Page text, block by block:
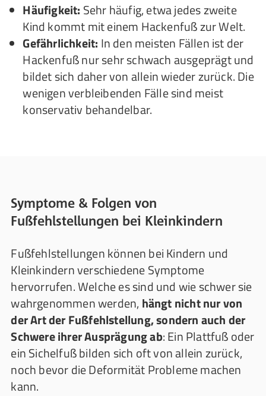
Häufigkeit: Sehr häufig, etwa jedes zweite
Kind kommt mit einem Hackenfuß zur Welt.
Gefährlichkeit: In den meisten Fällen ist der
Hackenfuß nur sehr schwach ausgeprägt und
bildet sich daher von allein wieder zurück. Die
wenigen verbleibenden Fälle sind meist
konservativ behandelbar.
Symptome & Folgen von
Fußfehlstellungen bei Kleinkindern
Fußfehlstellungen können bei Kindern und
Kleinkindern verschiedene Symptome
hervorrufen. Welche es sind und wie schwer sie
wahrgenommen werden, hängt nicht nur von
der Art der Fußfehlstellung, sondern auch der
Schwere ihrer Ausprägung ab: Ein Plattfuß oder
ein Sichelfuß bilden sich oft von allein zurück,
noch bevor die Deformität Probleme machen
kann.